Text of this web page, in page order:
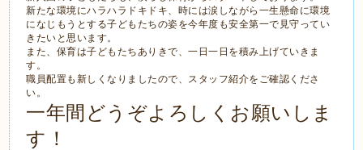
新たな環境にハラハラドキドキ、時には涙しながら一生懸命に環境
になじもうとする子どもたちの姿を今年度も安全第一で見守ってい
きたいと思います。
また、保育は子どもたちありきで、一日一日を積み上げていきま
す。
職員配置も新しくなりましたので、スタッフ紹介をご確認くださ
い。
一年間どうぞよろしくお願いしま
す！